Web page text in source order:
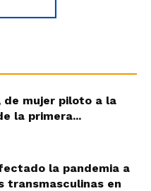
de mujer piloto a la
la primera...
la pandemia a
transmasculinas en